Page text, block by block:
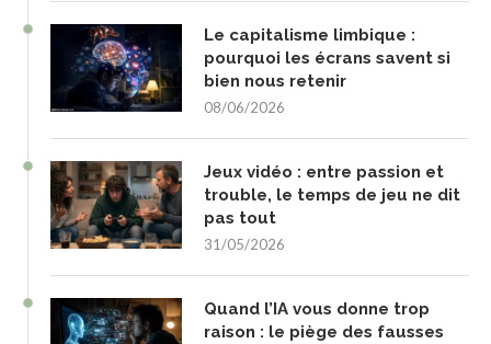
Le capitalisme limbique :
pourquoi les écrans savent si
bien nous retenir
08/06/2026
Jeux vidéo : entre passion et
trouble, le temps de jeu ne dit
pas tout
31/05/2026
Quand l’IA vous donne trop
raison : le piège des fausses